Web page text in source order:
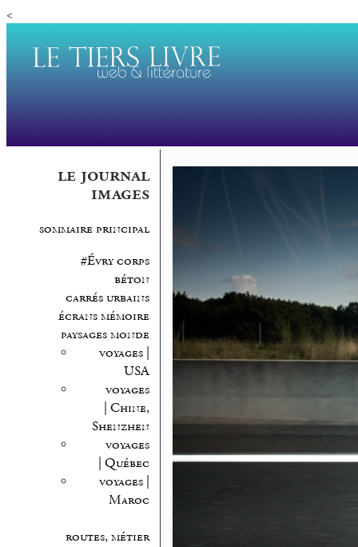
<
le journal
images
sommaire principal
#Évry corps
béton
carrés urbains
écrans mémoire
paysages monde
voyages |
USA
voyages
| Chine,
Shenzhen
voyages
| Québec
voyages |
Maroc
routes, métier